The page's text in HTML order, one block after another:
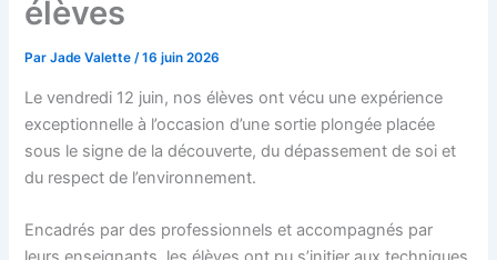
élèves
ParJade Valette/16 juin 2026
Le vendredi 12 juin, nos élèves ont vécu une expérience
exceptionnelle à l’occasion d’une sortie plongée placée
sous le signe de la découverte, du dépassement de soi et
du respect de l’environnement.
Encadrés par des professionnels et accompagnés par